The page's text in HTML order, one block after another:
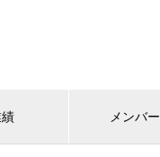
メンバー